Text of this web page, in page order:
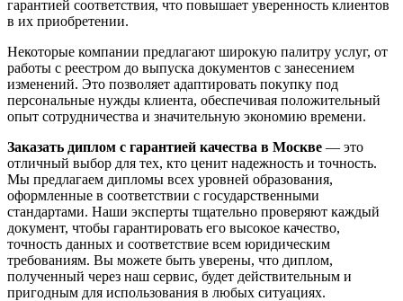
гарантией соответствия, что повышает уверенность клиентов
в их приобретении.
Некоторые компании предлагают широкую палитру услуг, от
работы с реестром до выпуска документов с занесением
изменений. Это позволяет адаптировать покупку под
персональные нужды клиента, обеспечивая положительный
опыт сотрудничества и значительную экономию времени.
Заказать диплом с гарантией качества в Москве — это
отличный выбор для тех, кто ценит надежность и точность.
Мы предлагаем дипломы всех уровней образования,
оформленные в соответствии с государственными
стандартами. Наши эксперты тщательно проверяют каждый
документ, чтобы гарантировать его высокое качество,
точность данных и соответствие всем юридическим
требованиям. Вы можете быть уверены, что диплом,
полученный через наш сервис, будет действительным и
пригодным для использования в любых ситуациях.